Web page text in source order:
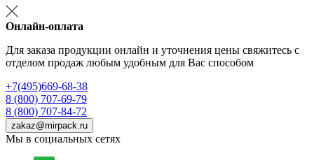
Онлайн-оплата
Для заказа продукции онлайн и уточнения цены свяжитесь с
отделом продаж любым удобным для Вас способом
+7(495)669-68-38
8 (800) 707-69-79
8 (800) 707-84-72
zakaz@mirpack.ru
Мы в социальных сетях